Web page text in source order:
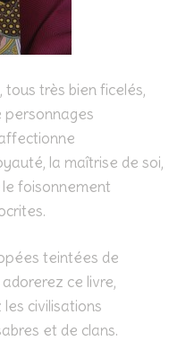
tous très bien ficelés,
personnages
la maîtrise de soi,
foisonnement
teintées de
ce livre,
civilisations
et de clans.